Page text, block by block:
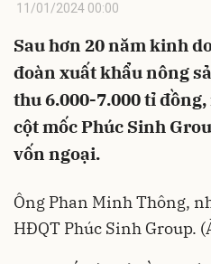
11/01/2024 00:00
Sau hơn 20 năm kinh
đoàn xuất khẩu nông
thu 6.000-7.000 tỉ
cột mốc Phúc Sinh
vốn ngoại.
Ông Phan Minh Thông,
HĐQT Phúc Sinh Group.